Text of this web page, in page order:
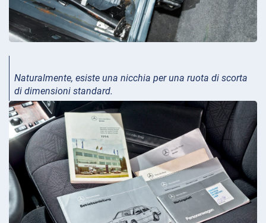
Naturalmente, esiste una nicchia per una ruota di scorta
di dimensioni standard.